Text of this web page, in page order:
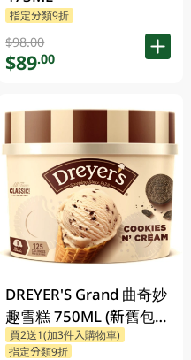
指定分類9折
$98.00
$89.00
DREYER'S Grand 曲奇妙
趣雪糕 750ML (新舊包裝
隨機發貨)
買2送1(加3件入購物車)
指定分類9折